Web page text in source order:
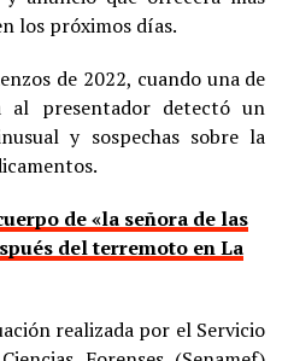
los próximos días.
de 2022, cuando una de
al presentador detectó un
y sospechas sobre la
de «la señora de las
del terremoto en La
realizada por el Servicio